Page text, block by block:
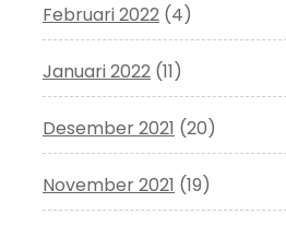
Februari 2022 (4)
Januari 2022 (11)
Desember 2021 (20)
November 2021 (19)